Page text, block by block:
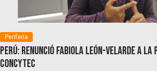
Periferia
Perú: Renunció Fabiola León-Velarde a
CONCyTEC